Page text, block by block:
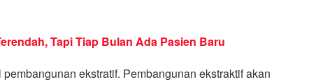
Tapi Tiap Bulan Ada Pasien Baru
ekstratif. Pembangunan ekstraktif akan